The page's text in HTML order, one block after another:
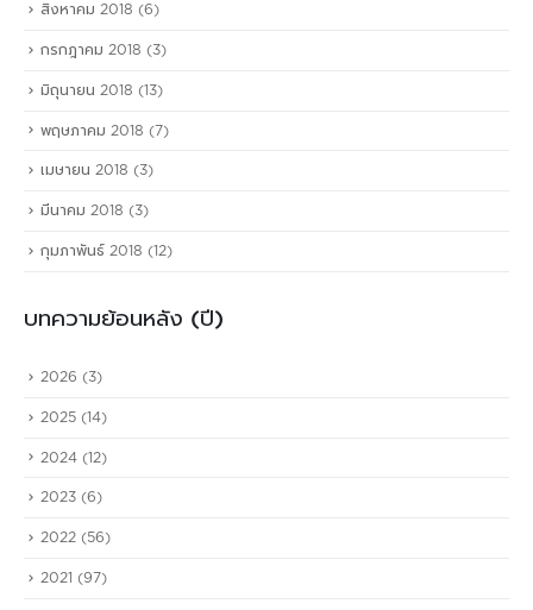
สิงหาคม 2018 (6)
กรกฎาคม 2018 (3)
มิถุนายน 2018 (13)
พฤษภาคม 2018 (7)
เมษายน 2018 (3)
มีนาคม 2018 (3)
กุมภาพันธ์ 2018 (12)
บทความย้อนหลัง (ปี)
2026 (3)
2025 (14)
2024 (12)
2023 (6)
2022 (56)
2021 (97)